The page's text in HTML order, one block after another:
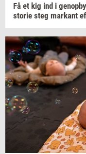
Få et kig ind i
sto­rie steg mar­kant